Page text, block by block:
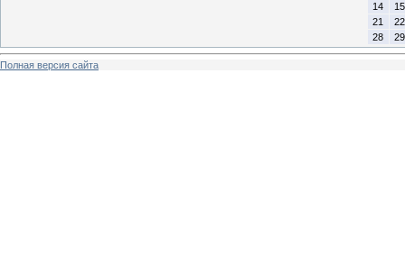
14
15
21
22
28
29
Полная версия сайта